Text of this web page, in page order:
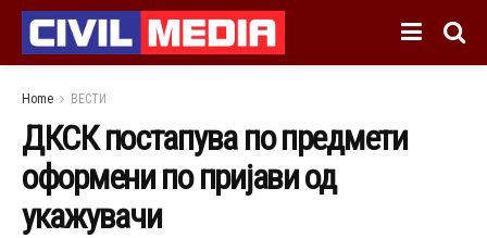
Home ВЕСТИ
ДКСК постапува по предмети
оформени по пријави од
укажувачи